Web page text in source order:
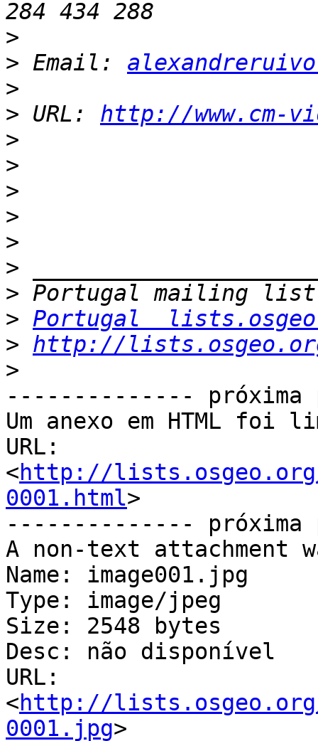
>
> Email:
>
> URL: http://www.cm-
>
>
>
>
>
>
>
> Portugal
> http://
>
--------------
Um anexo em HTML foi
URL:
<http://lists.osgeo.org/
0001.html>
--------------
A non-text attachment
Name: image001.jpg
Type: image/jpeg
Size: 2548 bytes
Desc: não disponível
URL:
<http://lists.osgeo.org/
0001.jpg>